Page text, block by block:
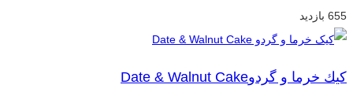
655 بازدید
كيك خرما و گردوDate & Walnut Cake